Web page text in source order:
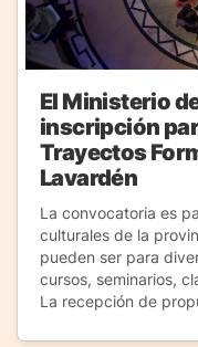
El Ministerio
inscripción
Trayectos
Lavardén
La convocatoria es
culturales de la
pueden ser para
cursos, seminarios,
La recepción de